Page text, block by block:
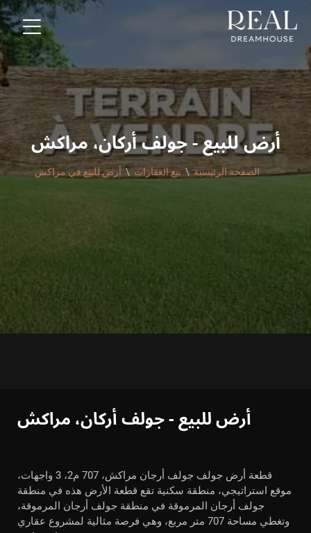
أرض للبيع - جولف أركان، مراكش
الصفحة الرئيسية بيع العقارات أرض للبيع في مراكش
أرض للبيع - جولف أركان، مراكش
قطعة أرض جولف جولف أرجان مراكش، 707 م2، 3 واجهات،
موقع استراتيجي، منطقة سكنية تقع قطعة الأرض هذه في منطقة
جولف أرجان المرموقة في منطقة جولف أرجان المرموقة،
وتغطي مساحة 707 متر مربع، وهي فرصة مثالية لمشروع عقاري